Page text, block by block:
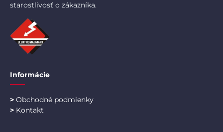
starostlivosť o zákazníka.
Informácie
> Obchodné podmienky
> Kontakt